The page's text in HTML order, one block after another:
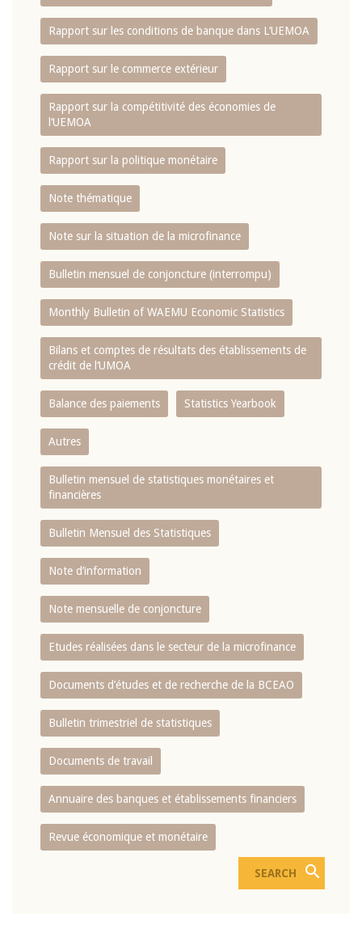
Rapport sur les conditions de banque dans L‘UEMOA
Rapport sur le commerce extérieur
Rapport sur la compétitivité des économies de
l‘UEMOA
Rapport sur la politique monétaire
Note thématique
Note sur la situation de la microfinance
Bulletin mensuel de conjoncture (interrompu)
Monthly Bulletin of WAEMU Economic Statistics
Bilans et comptes de résultats des établissements de
crédit de l‘UMOA
Balance des paiements Statistics Yearbook
Autres
Bulletin mensuel de statistiques monétaires et
financières
Bulletin Mensuel des Statistiques
Note d’information
Note mensuelle de conjoncture
Etudes réalisées dans le secteur de la microfinance
Documents d’études et de recherche de la BCEAO
Bulletin trimestriel de statistiques
Documents de travail
Annuaire des banques et établissements financiers
Revue économique et monétaire